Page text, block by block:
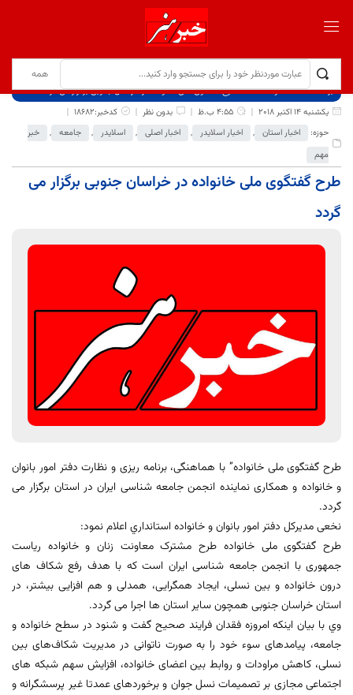
برگ نخست نوشته‌ها
طرح گفتگوی ملی خانواده در خراسان جنوبی برگزار می گردد
یکشنبه 14 اکتبر 2018
4:55 ب.ظ بدون نظر
کدخبر:18682
حوزه:
اخبار استان , اخبار اسلایدر , اخبار اصلی , اسلایدر , جامعه ,
خبر
مهم
طرح گفتگوی ملی خانواده در خراسان جنوبی برگزار می
گردد
طرح گفتگوی ملی خانواده” با هماهنگی، برنامه ریزی و نظارت دفتر امور بانوان
و خانواده و همکاری نماینده انجمن جامعه شناسی ایران در استان برگزار می
گردد.
نخعی مدیرکل دفتر امور بانوان و خانواده استانداري اعلام نمود:
طرح گفتگوی ملی خانواده طرح مشترک معاونت زنان و خانواده ریاست
جمهوری با انجمن جامعه شناسی ایران است که با هدف رفع شکاف های
درون خانواده و بین نسلی، ایجاد همگرایی، همدلی و هم افزایی بیشتر، در
استان خراسان جنوبی همچون سایر استان ها اجرا می گردد.
وي با بیان اینکه امروزه فقدان فرایند صحیح گفت و شنود در سطح خانواده و
جامعه، پیامدهای سوء خود را به صورت ناتوانی در مدیریت شکاف‌های بین
نسلی، کاهش مراودات و روابط بین اعضای خانواده، افزایش سهم شبکه های
اجتماعی مجازی بر تصمیمات نسل جوان و برخوردهای عمدتا غیر پرسشگرانه و